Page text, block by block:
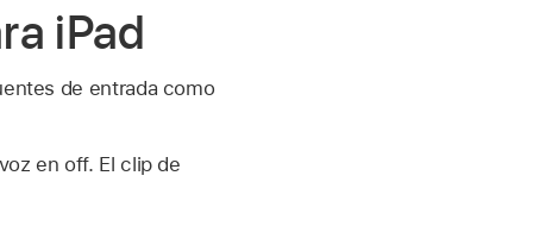
iPad
de entrada como
en off. El clip de